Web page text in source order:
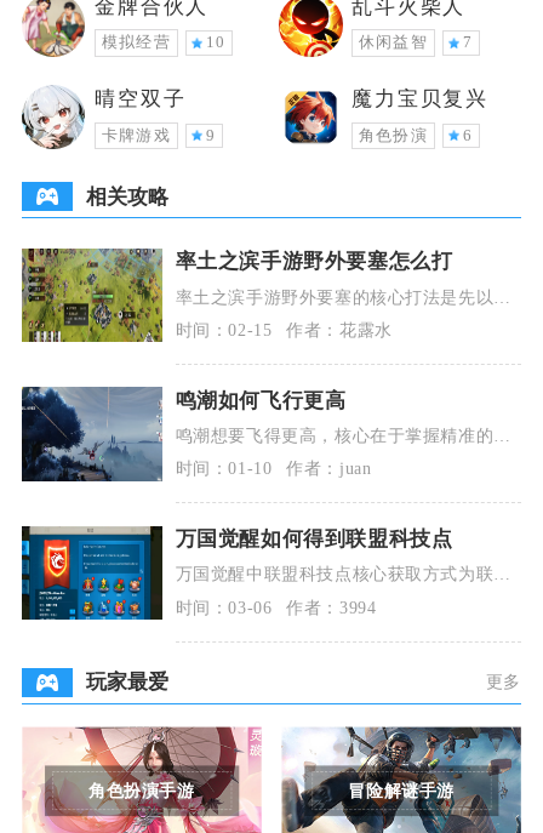
金牌合伙人
模拟经营 10
乱斗火柴人
休闲益智 7
晴空双子
卡牌游戏 9
魔力宝贝复兴
角色扮演 6
相关攻略
率土之滨手游野外要塞怎么打
率土之滨手游野外要塞的核心打法是先以主
力与补刀部队衔接击溃守军，再派高攻城值
拆迁队在半小时
时间：02-15 作者：花露水
鸣潮如何飞行更高
鸣潮想要飞得更高，核心在于掌握精准的起
飞操作、合理管理飞行耐力、善用俯冲与强
化飞行的动能转
时间：01-10 作者：juan
万国觉醒如何得到联盟科技点
万国觉醒中联盟科技点核心获取方式为联盟
内资源与宝石捐献，搭配联盟任务、建筑贡
献及领土采集，
时间：03-06 作者：3994
玩家最爱 更多
角色扮演手游 冒险解谜手游